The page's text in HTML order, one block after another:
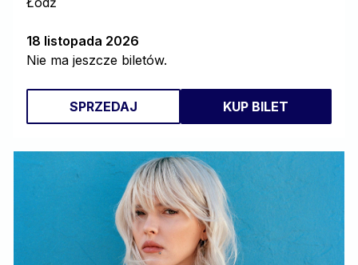
18 listopada 2026
Nie ma jeszcze biletów.
SPRZEDAJ KUP BILET